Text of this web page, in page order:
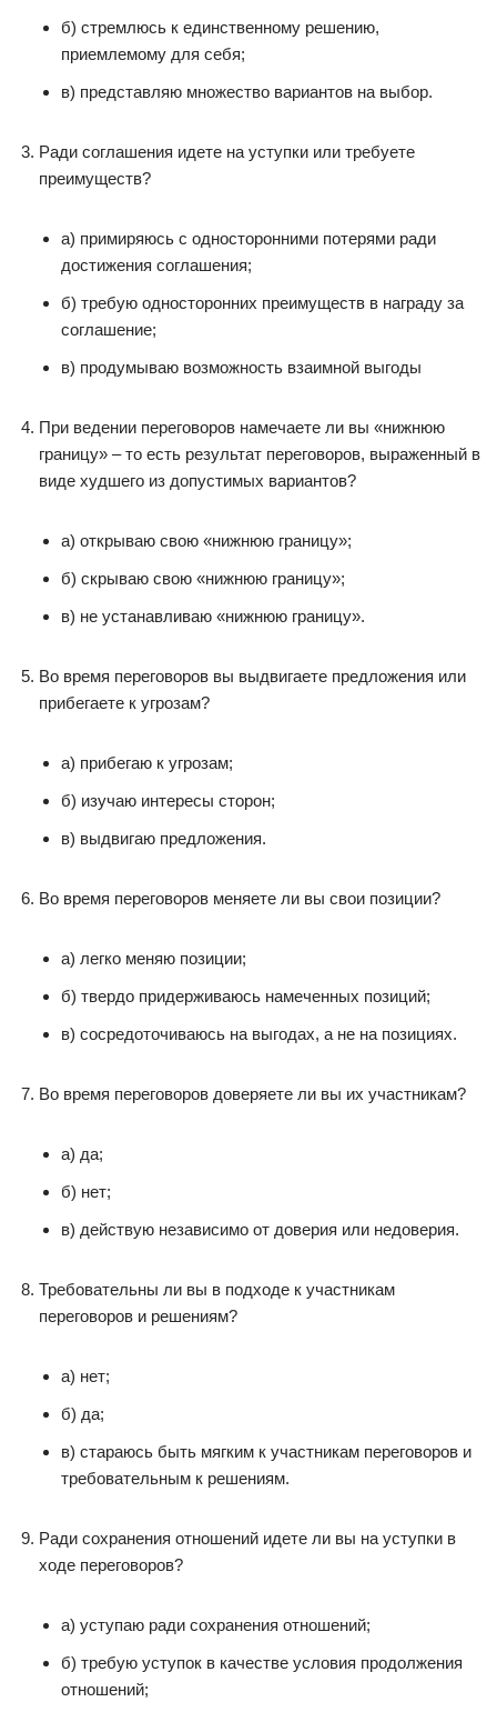
б) стремлюсь к единственному решению,
приемлемому для себя;
в) представляю множество вариантов на выбор.
Ради соглашения идете на уступки или требуете
преимуществ?
а) примиряюсь с односторонними потерями ради
достижения соглашения;
б) требую односторонних преимуществ в награду за
соглашение;
в) продумываю возможность взаимной выгоды
При ведении переговоров намечаете ли вы «нижнюю
границу» – то есть результат переговоров, выраженный в
виде худшего из допустимых вариантов?
а) открываю свою «нижнюю границу»;
б) скрываю свою «нижнюю границу»;
в) не устанавливаю «нижнюю границу».
Во время переговоров вы выдвигаете предложения или
прибегаете к угрозам?
а) прибегаю к угрозам;
б) изучаю интересы сторон;
в) выдвигаю предложения.
Во время переговоров меняете ли вы свои позиции?
а) легко меняю позиции;
б) твердо придерживаюсь намеченных позиций;
в) сосредоточиваюсь на выгодах, а не на позициях.
Во время переговоров доверяете ли вы их участникам?
а) да;
б) нет;
в) действую независимо от доверия или недоверия.
Требовательны ли вы в подходе к участникам
переговоров и решениям?
а) нет;
б) да;
в) стараюсь быть мягким к участникам переговоров и
требовательным к решениям.
Ради сохранения отношений идете ли вы на уступки в
ходе переговоров?
а) уступаю ради сохранения отношений;
б) требую уступок в качестве условия продолжения
отношений;